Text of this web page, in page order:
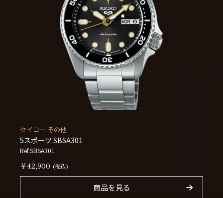
セイコー その他
5スポーツ SBSA301
Ref.SBSA301
￥42,900 (税込)
商品を見る